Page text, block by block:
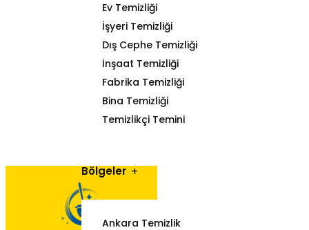
Ev Temizliği
İşyeri Temizliği
Dış Cephe Temizliği
İnşaat Temizliği
Fabrika Temizliği
Bina Temizliği
Temizlikçi Temini
Bölgeler
Ankara Temizlik